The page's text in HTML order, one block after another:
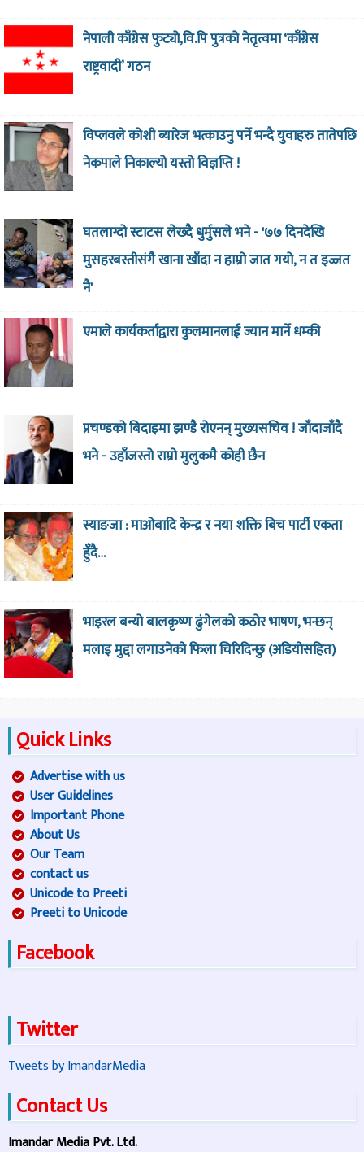
नेपाली काँग्रेस फुट्यो,वि.पि पुत्रको नेतृत्वमा ‘काँग्रेस
राष्ट्रवादी’ गठन
विप्लवले कोशी ब्यारेज भत्काउनु पर्ने भन्दै युवाहरु तातेपछि
नेकपाले निकाल्यो यस्तो विज्ञप्ति !
घतलाग्दो स्टाटस लेख्दै धुर्मुसले भने - '७७ दिनदेखि
मुसहरबस्तीसंगै खाना खाँदा न हाम्रो जात गयो, न त इज्जत
नै'
एमाले कार्यकर्ताद्वारा कुलमानलाई ज्यान मार्ने धम्की
प्रचण्डको बिदाइमा झण्डै रोएनन् मुख्यसचिव ! जाँदाजाँदै
भने - उहाँजस्तो राम्रो मुलुकमै कोही छैन
स्याङजा : माओबादि केन्द्र र नया शक्ति बिच पार्टी एकता
हुँदै…
भाइरल बन्यो बालकृष्ण ढुंगेलको कठोर भाषण, भन्छन्
मलाइ मुद्दा लगाउनेको फिला चिरिदिन्छु (अडियोसहित)
Quick Links
Advertise with us
User Guidelines
Important Phone
About Us
Our Team
contact us
Unicode to Preeti
Preeti to Unicode
Facebook
Twitter
Tweets by ImandarMedia
Contact Us
Imandar Media Pvt. Ltd.